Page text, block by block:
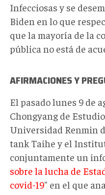
Infecciosas y se
Biden en lo que
que la mayoría de la
pública no está de
AFIRMACIONES Y
El pasado lunes 9 de
Chongyang de
Universidad Renmin
tank Taihe y el
conjuntamente un
sobre la lucha de
covid-19" en el que